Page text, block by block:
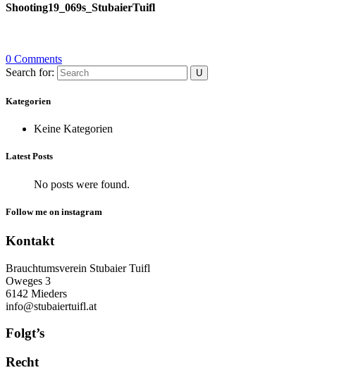
Shooting19_069s_StubaierTuifl
0 Comments
Search for:
Kategorien
Keine Kategorien
Latest Posts
No posts were found.
Follow me on instagram
Kontakt
Brauchtumsverein Stubaier Tuifl
Oweges 3
6142 Mieders
info@stubaiertuifl.at
Folgt’s
Recht